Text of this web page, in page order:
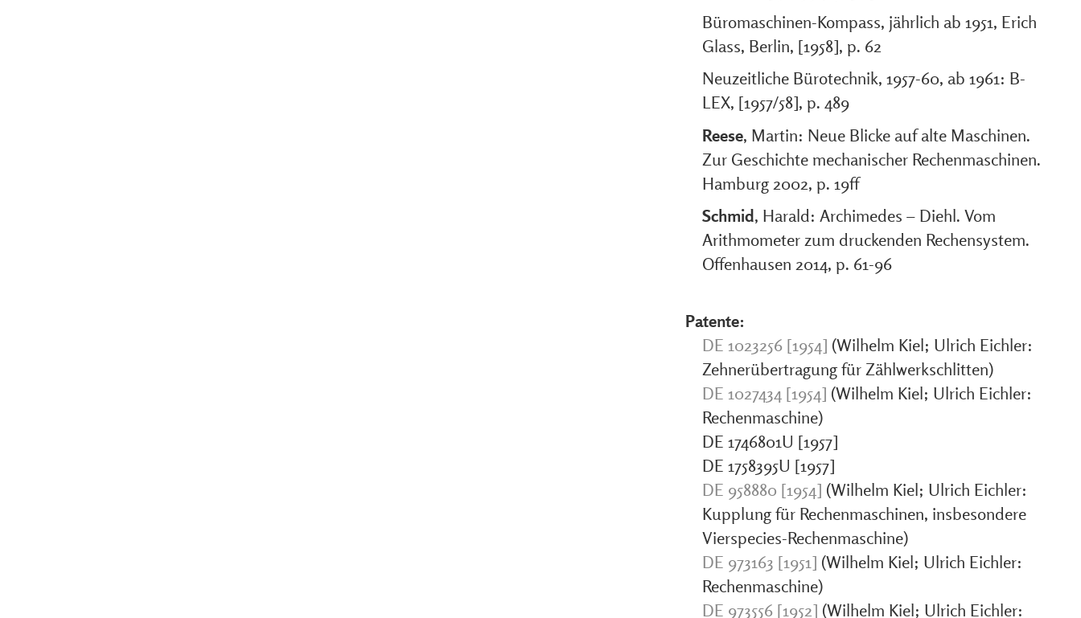
Büromaschinen-Kompass, jährlich ab 1951, Erich
Glass, Berlin, [1958], p. 62
Neuzeitliche Bürotechnik, 1957-60, ab 1961: B-
LEX, [1957/58], p. 489
Reese, Martin: Neue Blicke auf alte Maschinen.
Zur Geschichte mechanischer Rechenmaschinen.
Hamburg 2002, p. 19ff
Schmid, Harald: Archimedes – Diehl. Vom
Arithmometer zum druckenden Rechensystem.
Offenhausen 2014, p. 61-96
Patente:
DE 1023256 [1954] (Wilhelm Kiel; Ulrich Eichler:
Zehnerübertragung für Zählwerkschlitten)
DE 1027434 [1954] (Wilhelm Kiel; Ulrich Eichler:
Rechenmaschine)
DE 1746801U [1957]
DE 1758395U [1957]
DE 958880 [1954] (Wilhelm Kiel; Ulrich Eichler:
Kupplung für Rechenmaschinen, insbesondere
Vierspecies-Rechenmaschine)
DE 973163 [1951] (Wilhelm Kiel; Ulrich Eichler:
Rechenmaschine)
DE 973556 [1952] (Wilhelm Kiel; Ulrich Eichler: